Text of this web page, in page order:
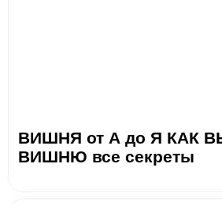
ВИШНЯ от А до Я КАК
ВИШНЮ все секреты